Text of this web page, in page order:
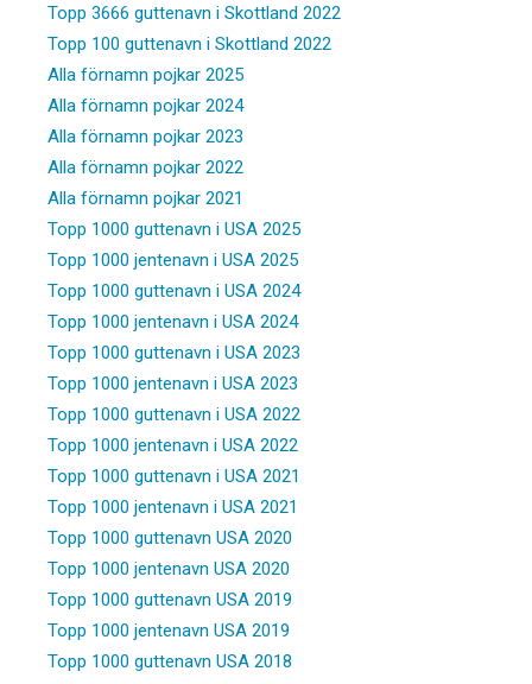
Topp 3666 guttenavn i Skottland 2022
Topp 100 guttenavn i Skottland 2022
Alla förnamn pojkar 2025
Alla förnamn pojkar 2024
Alla förnamn pojkar 2023
Alla förnamn pojkar 2022
Alla förnamn pojkar 2021
Topp 1000 guttenavn i USA 2025
Topp 1000 jentenavn i USA 2025
Topp 1000 guttenavn i USA 2024
Topp 1000 jentenavn i USA 2024
Topp 1000 guttenavn i USA 2023
Topp 1000 jentenavn i USA 2023
Topp 1000 guttenavn i USA 2022
Topp 1000 jentenavn i USA 2022
Topp 1000 guttenavn i USA 2021
Topp 1000 jentenavn i USA 2021
Topp 1000 guttenavn USA 2020
Topp 1000 jentenavn USA 2020
Topp 1000 guttenavn USA 2019
Topp 1000 jentenavn USA 2019
Topp 1000 guttenavn USA 2018